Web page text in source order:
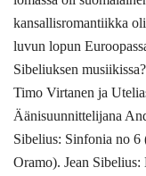
kansallisromantiikka
luvun lopun
Sibeliuksen
Timo Virtanen ja
Äänisuunnittelijana
Sibelius: Sinfonia no
Oramo). Jean